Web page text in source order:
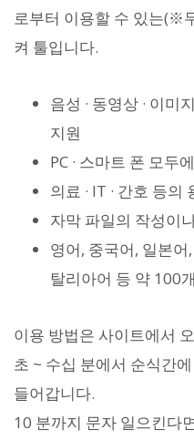
로부터 이용할 수 있는(※
켜 툴입니다.
음성 · 동영상 · 이미
지원
PC · 스마트 폰 모두
의료 · IT · 간호 등의
자막 파일의 작성이
영어, 중국어, 일본
탈리아어 등 약 100
이용 방법은 사이트에서
초 ~ 수십 분에서 순식간
들어갑니다.
10 분까지 문자 일으킨다